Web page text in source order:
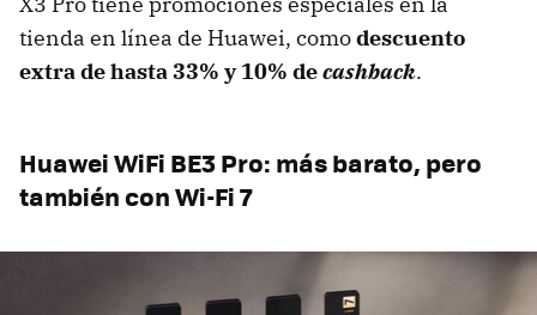
tienda en línea de Huawei, comodescuento
extra de hasta 33% y 10% decashback.
Huawei WiFi BE3 Pro: más barato, pero
también con Wi-Fi 7